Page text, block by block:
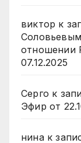
виктор к
отношении
07.12.2025
Серго к
Эфир от
нинак